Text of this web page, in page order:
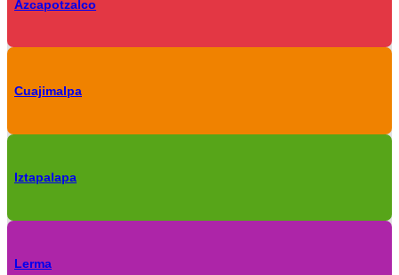
Azcapotzalco
Cuajimalpa
Iztapalapa
Lerma